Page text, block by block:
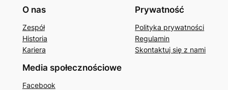
O nas
Zespół
Historia
Kariera
Prywatność
Polityka prywatności
Regulamin
Skontaktuj się z nami
Media społecznościowe
Facebook